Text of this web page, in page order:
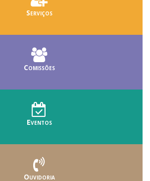
Serviços
Comissões
Eventos
Ouvidoria